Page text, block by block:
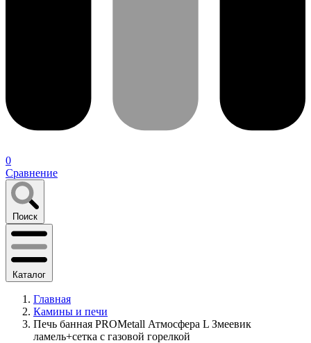
0
Сравнение
Поиск
Каталог
Главная
Камины и печи
Печь банная PROMetall Атмосфера L Змеевик
ламель+сетка с газовой горелкой